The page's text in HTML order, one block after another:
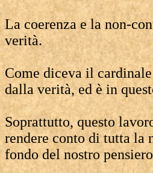
La coerenza e la non-
verità.
Come diceva il
dalla verità, ed è in
Soprattutto, questo
rendere conto di tutta la
fondo del nostro